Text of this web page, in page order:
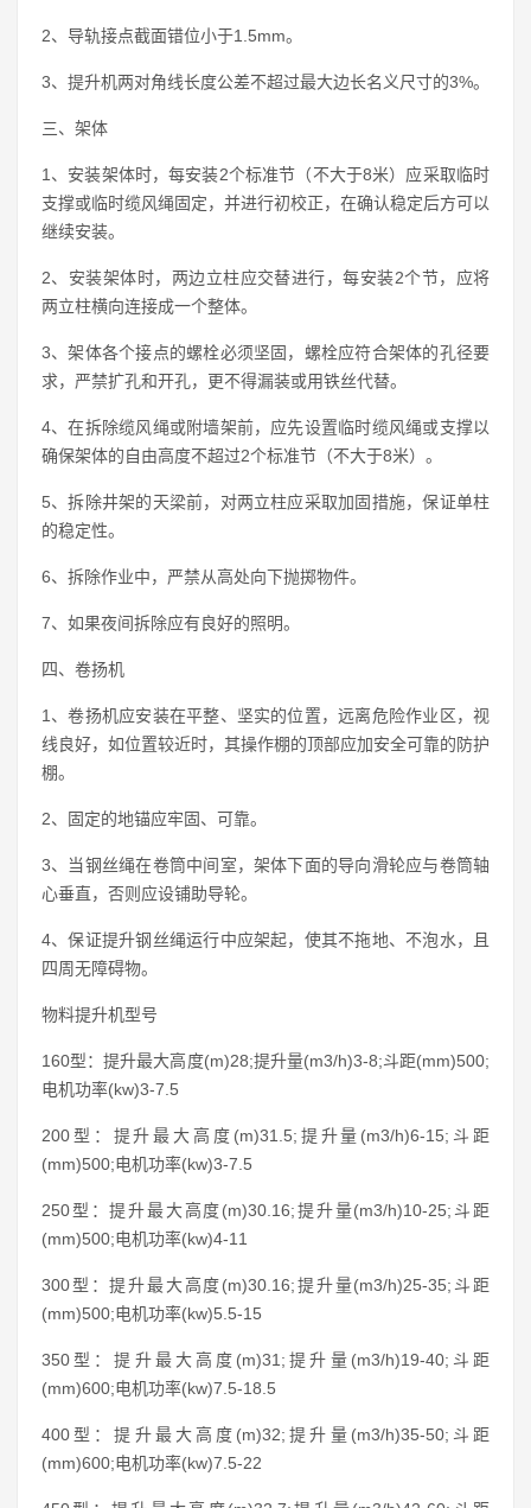
2、导轨接点截面错位小于1.5mm。
3、提升机两对角线长度公差不超过最大边长名义尺寸的3%。
三、架体
1、安装架体时，每安装2个标准节（不大于8米）应采取临时
支撑或临时缆风绳固定，并进行初校正，在确认稳定后方可以
继续安装。
2、安装架体时，两边立柱应交替进行，每安装2个节，应将
两立柱横向连接成一个整体。
3、架体各个接点的螺栓必须坚固，螺栓应符合架体的孔径要
求，严禁扩孔和开孔，更不得漏装或用铁丝代替。
4、在拆除缆风绳或附墙架前，应先设置临时缆风绳或支撑以
确保架体的自由高度不超过2个标准节（不大于8米）。
5、拆除井架的天梁前，对两立柱应采取加固措施，保证单柱
的稳定性。
6、拆除作业中，严禁从高处向下抛掷物件。
7、如果夜间拆除应有良好的照明。
四、卷扬机
1、卷扬机应安装在平整、坚实的位置，远离危险作业区，视
线良好，如位置较近时，其操作棚的顶部应加安全可靠的防护
棚。
2、固定的地锚应牢固、可靠。
3、当钢丝绳在卷筒中间室，架体下面的导向滑轮应与卷筒轴
心垂直，否则应设铺助导轮。
4、保证提升钢丝绳运行中应架起，使其不拖地、不泡水，且
四周无障碍物。
物料提升机型号
160型：提升最大高度(m)28;提升量(m3/h)3-8;斗距(mm)500;
电机功率(kw)3-7.5
200型：提升最大高度(m)31.5;提升量(m3/h)6-15;斗距
(mm)500;电机功率(kw)3-7.5
250型：提升最大高度(m)30.16;提升量(m3/h)10-25;斗距
(mm)500;电机功率(kw)4-11
300型：提升最大高度(m)30.16;提升量(m3/h)25-35;斗距
(mm)500;电机功率(kw)5.5-15
350型：提升最大高度(m)31;提升量(m3/h)19-40;斗距
(mm)600;电机功率(kw)7.5-18.5
400型：提升最大高度(m)32;提升量(m3/h)35-50;斗距
(mm)600;电机功率(kw)7.5-22